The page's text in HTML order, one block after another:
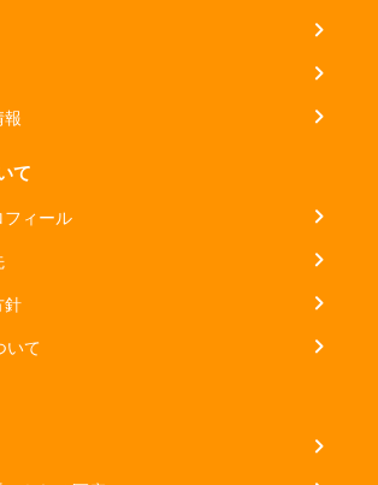
て
ィール
針
いて